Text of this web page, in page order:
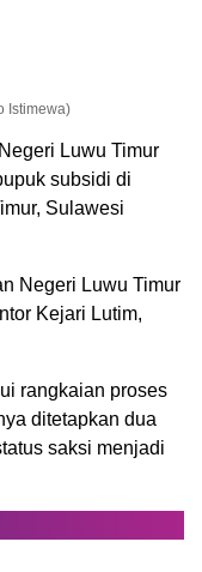
Istimewa)
Luwu Timur
subsidi di
Sulawesi
Negeri Luwu Timur
Kejari Lutim,
rangkaian proses
ditetapkan dua
saksi menjadi